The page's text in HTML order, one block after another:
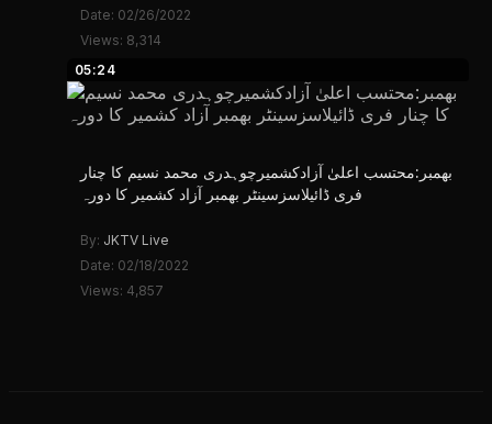
Date: 02/26/2022
Views: 8,314
05:24
بھمبر:محتسب اعلیٰ آزادکشمیرچوہدری محمد نسیم کا چنار
فری ڈائیلاسزسینٹر بھمبر آزاد کشمیر کا دورہ
By: JKTV Live
Date: 02/18/2022
Views: 4,857